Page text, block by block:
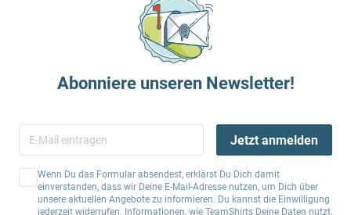
Abonniere unseren Newsletter!
Jetzt anmelden
Wenn Du das Formular absendest, erklärst Du Dich damit
einverstanden, dass wir Deine E-Mail-Adresse nutzen, um Dich über
unsere aktuellen Angebote zu informieren. Du kannst die Einwilligung
jederzeit widerrufen. Informationen, wie TeamShirts Deine Daten nutzt,